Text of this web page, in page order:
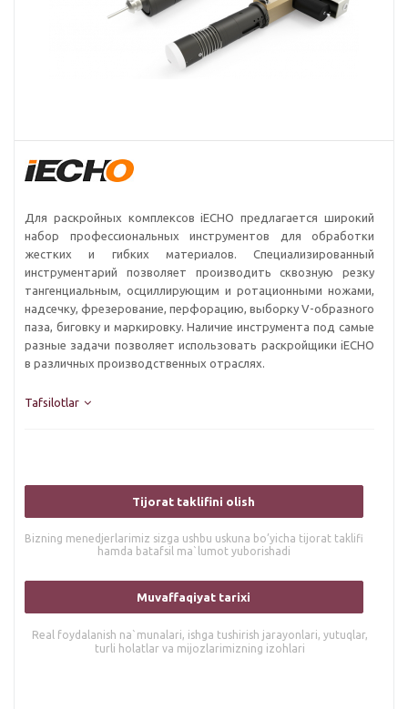
Для раскройных комплексов iECHO предлагается широкий
набор профессиональных инструментов для обработки
жестких и гибких материалов. Специализированный
инструментарий позволяет производить сквозную резку
тангенциальным, осциллирующим и ротационными ножами,
надсечку, фрезерование, перфорацию, выборку V-образного
паза, биговку и маркировку. Наличие инструмента под самые
разные задачи позволяет использовать раскройщики iECHO
в различных производственных отраслях.
Tafsilotlar
Tijorat taklifini olish
Bizning menedjerlarimiz sizga ushbu uskuna bo’yicha tijorat taklifi
hamda batafsil ma`lumot yuborishadi
Muvaffaqiyat tarixi
Real foydalanish na`munalari, ishga tushirish jarayonlari, yutuqlar,
turli holatlar va mijozlarimizning izohlari